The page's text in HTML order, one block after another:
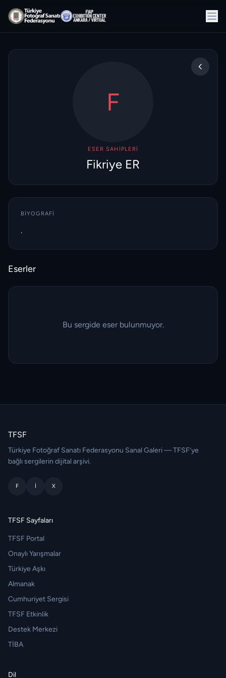
F
ESER SAHIPLERI
Fikriye ER
BIYOGRAFI
.
Eserler
Bu sergide eser bulunmuyor.
TFSF
Türkiye Fotoğraf Sanatı Federasyonu Sanal Galeri — TFSF’ye
bağlı sergilerin dijital arşivi.
F I X
TFSF Sayfaları
TFSF Portal
Onaylı Yarışmalar
Türkiye Aşkı
Almanak
Cumhuriyet Sergisi
TFSF Etkinlik
Destek Merkezi
TİBA
Dil